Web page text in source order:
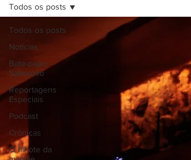
Todos os posts
Notícias
Bate-papo
Saboroso
Reportagens
Especiais
Podcast
Crônicas
O filhote da
Todos os posts